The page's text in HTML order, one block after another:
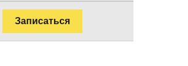
Записаться